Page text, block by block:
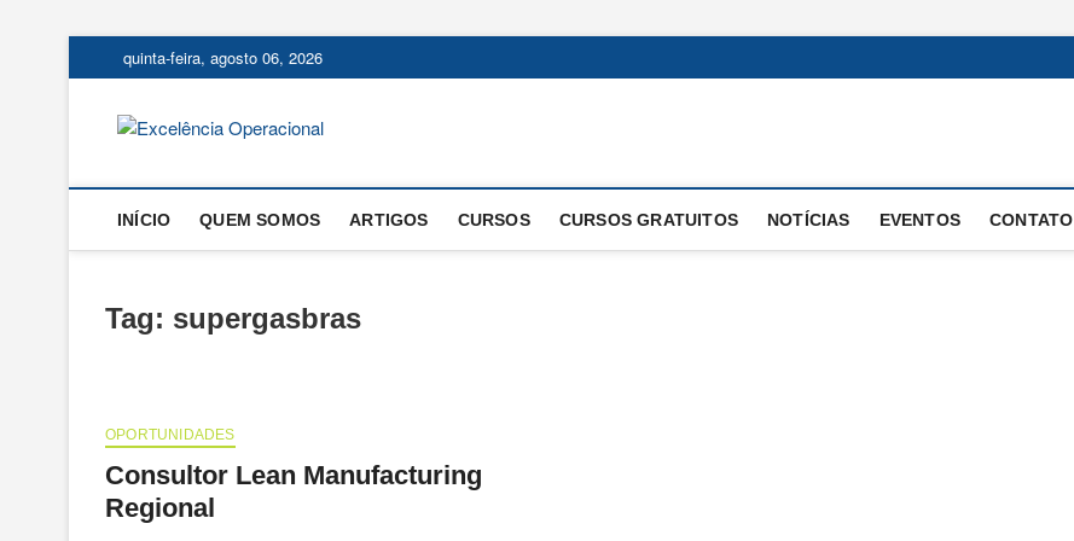
to
quinta-feira, agosto 06, 2026
INÍCIO QUEM SOMOS ARTIGOS CURSOS CURSOS GRATUITOS NOTÍCIAS EVENTOS CONTATO
Tag: supergasbras
OPORTUNIDADES
Consultor Lean Manufacturing
Regional